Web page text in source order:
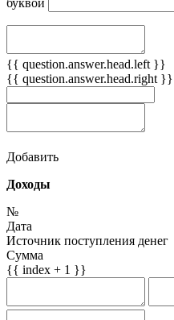
буквой
{{ question.answer.head.left }}
{{ question.answer.head.right }}
Добавить
Доходы
№
Дата
Источник поступления денег
Сумма
{{ index + 1 }}